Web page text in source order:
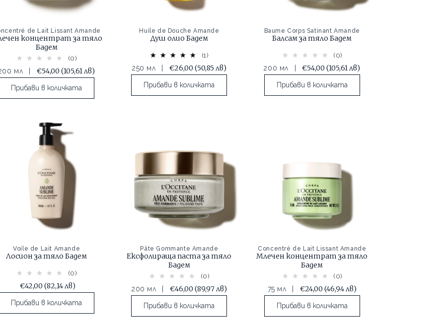
de Lait Lissant Amande
концентрат за тяло
Бадем
(0)
мл €54,00 (105,61 лв)
Прибави в количката
Huile de Douche Amande
Душ олио Бадем
(1)
250 мл €26,00 (50,85 лв)
Прибави в количката
Baume Corps Satinant Amande
Балсам за тяло Бадем
(0)
200 мл €54,00(105,61 лв)
Прибави в количката
Voile de Lait Amande
Лосион за тяло Бадем
(0)
€42,00(82,14 лв)
Прибави в количката
Pâte Gommante Amande
Ексфолираща паста за тяло
Бадем
(0)
200 мл €46,00 (89,97 лв)
Прибави в количката
Concentré de Lait Lissant Amande
Млечен концентрат за тяло
Бадем
(0)
75 мл €24,00 (46,94 лв)
Прибави в количката